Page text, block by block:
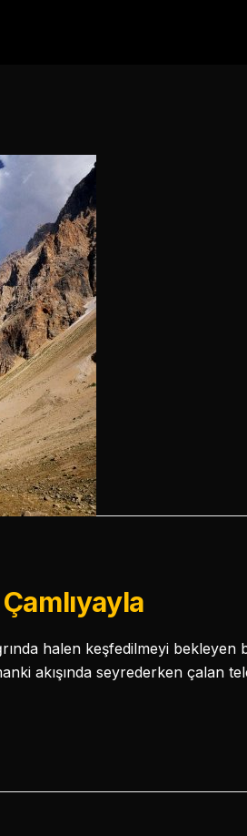
halen keşfedilmeyi bekleyen
akışında seyrederken çalan